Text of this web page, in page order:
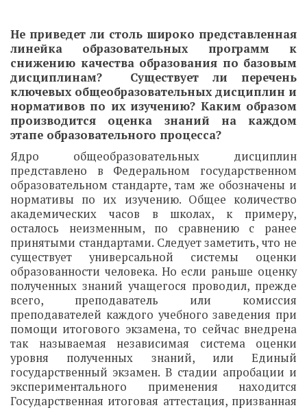
Не приведет ли столь широко представленная
линейка образовательных программ к
снижению качества образования по базовым
дисциплинам? Существует ли перечень
ключевых общеобразовательных дисциплин и
нормативов по их изучению? Каким образом
производится оценка знаний на каждом
этапе образовательного процесса?
Ядро общеобразовательных дисциплин
представлено в Федеральном государственном
образовательном стандарте, там же обозначены и
нормативы по их изучению. Общее количество
академических часов в школах, к примеру,
осталось неизменным, по сравнению с ранее
принятыми стандартами. Следует заметить, что не
существует универсальной системы оценки
образованности человека. Но если раньше оценку
полученных знаний учащегося проводил, прежде
всего, преподаватель или комиссия
преподавателей каждого учебного заведения при
помощи итогового экзамена, то сейчас внедрена
так называемая независимая система оценки
уровня полученных знаний, или Единый
государственный экзамен. В стадии апробации и
экспериментального применения находится
Государственная итоговая аттестация, призванная